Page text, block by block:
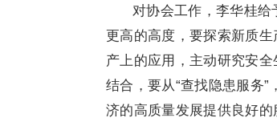
对协会工作，李华桂
更高的高度，要探索新质
产上的应用，主动研究安
结合，要从“查找隐患服务
济的高质量发展提供良好的